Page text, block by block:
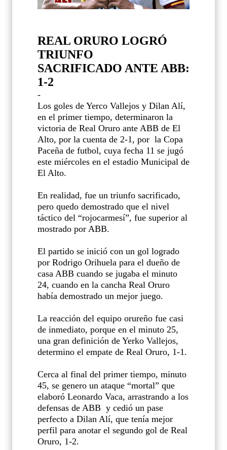
REAL ORURO LOGRÓ
TRIUNFO
SACRIFICADO ANTE ABB:
1-2
-
Los goles de Yerco Vallejos y Dilan Alí,
en el primer tiempo, determinaron la
victoria de Real Oruro ante ABB de El
Alto, por la cuenta de 2-1, por la Copa
Paceña de futbol, cuya fecha 11 se jugó
este miércoles en el estadio Municipal de
El Alto.
En realidad, fue un triunfo sacrificado,
pero quedo demostrado que el nivel
táctico del “rojocarmesí”, fue superior al
mostrado por ABB.
El partido se inició con un gol logrado
por Rodrigo Orihuela para el dueño de
casa ABB cuando se jugaba el minuto
24, cuando en la cancha Real Oruro
había demostrado un mejor juego.
La reacción del equipo orureño fue casi
de inmediato, porque en el minuto 25,
una gran definición de Yerko Vallejos,
determino el empate de Real Oruro, 1-1.
Cerca al final del primer tiempo, minuto
45, se genero un ataque “mortal” que
elaboró Leonardo Vaca, arrastrando a los
defensas de ABB y cedió un pase
perfecto a Dilan Alí, que tenía mejor
perfil para anotar el segundo gol de Real
Oruro, 1-2.